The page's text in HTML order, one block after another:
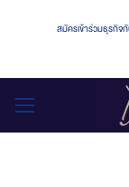
สมัครเข้าร่วมธุรกิจ